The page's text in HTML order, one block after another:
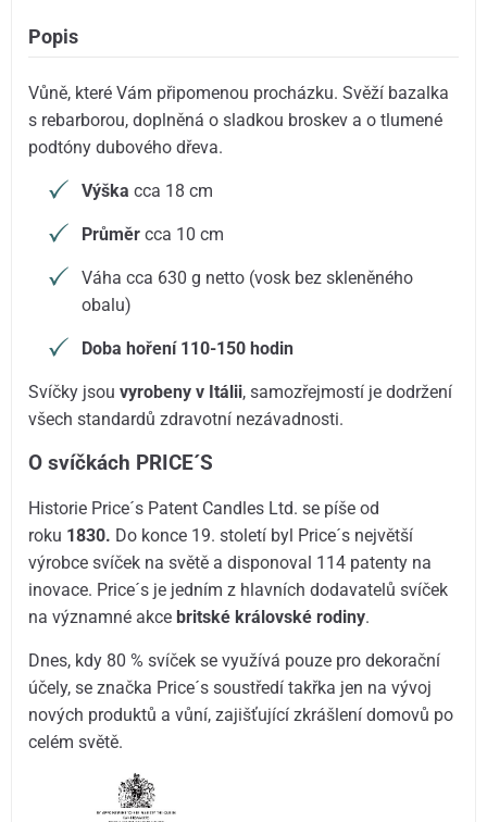
Popis
Vůně, které Vám připomenou procházku. Svěží bazalka
s rebarborou, doplněná o sladkou broskev a o tlumené
podtóny dubového dřeva.
Výška cca 18 cm
Průměr cca 10 cm
Váha cca 630 g netto (vosk bez skleněného
obalu)
Doba hoření 110-150 hodin
Svíčky jsouvyrobeny v Itálii, samozřejmostí je dodržení
všech standardů zdravotní nezávadnosti.
O svíčkách PRICE´S
Historie Price´s Patent Candles Ltd. se píše od
roku 1830. Do konce 19. století byl Price´s největší
výrobce svíček na světě a disponoval 114 patenty na
inovace. Price´s je jedním z hlavních dodavatelů svíček
na významné akcebritské královské rodiny.
Dnes, kdy 80 % svíček se využívá pouze pro dekorační
účely, se značka Price´s soustředí takřka jen na vývoj
nových produktů a vůní, zajišťující zkrášlení domovů po
celém světě.